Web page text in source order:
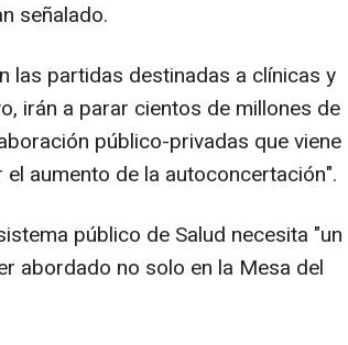
señalado.
las partidas destinadas a clínicas y
irán a parar cientos de millones de
público-privadas que viene
aumento de la autoconcertación".
público de Salud necesita "un
abordado no solo en la Mesa del